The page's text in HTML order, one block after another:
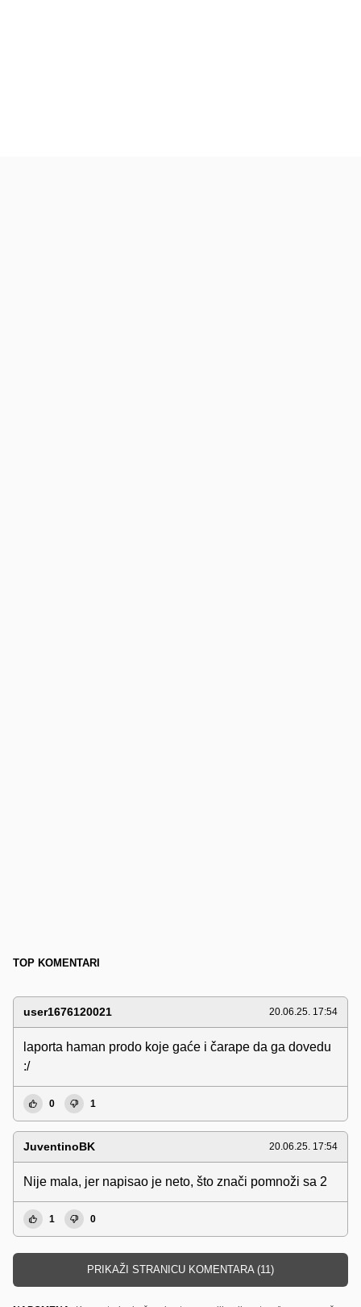
TOP KOMENTARI
user1676120021 20.06.25. 17:54
laporta haman prodo koje gaće i čarape da ga dovedu
:/
0 1
JuventinoBK 20.06.25. 17:54
Nije mala, jer napisao je neto, što znači pomnoži sa 2
1 0
PRIKAŽI STRANICU KOMENTARA (11)